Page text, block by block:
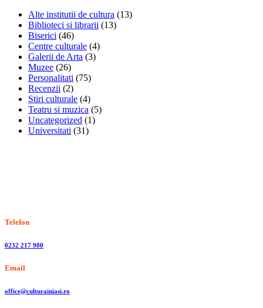
Alte institutii de cultura (13)
Biblioteci si librarii (13)
Biserici (46)
Centre culturale (4)
Galerii de Arta (3)
Muzee (26)
Personalitati (75)
Recenzii (2)
Stiri culturale (4)
Teatru si muzica (5)
Uncategorized (1)
Universitati (31)
Telefon
0232 217 900
Email
office@culturainiasi.ro